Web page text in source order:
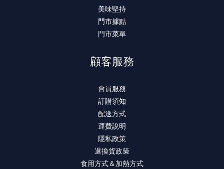
美味堅持
門市據點
門市菜單
顧客服務
會員服務
訂購須知
配送方式
運費說明
隱私政策
退換貨政策
食用方式＆加熱方式